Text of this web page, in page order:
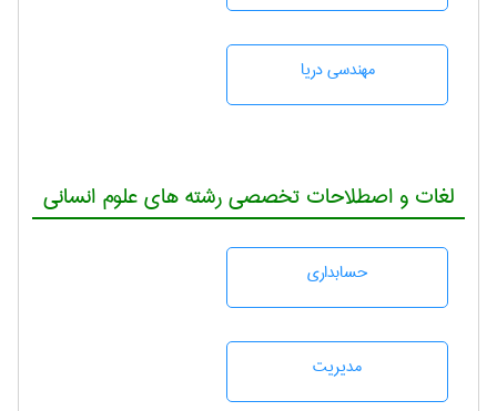
مهندسی دریا
لغات و اصطلاحات تخصصی رشته های علوم انسانی
حسابداری
مديريت